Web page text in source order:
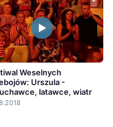
Weselnych
Urszula -
latawce, wiatr